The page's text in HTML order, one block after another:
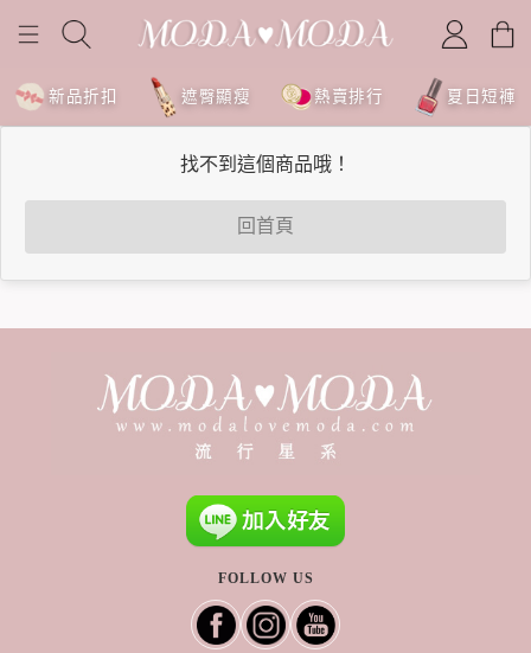
新品折扣 遮臀顯瘦 熱賣排行 夏日短褲
找不到這個商品哦！
回首頁
FOLLOW US